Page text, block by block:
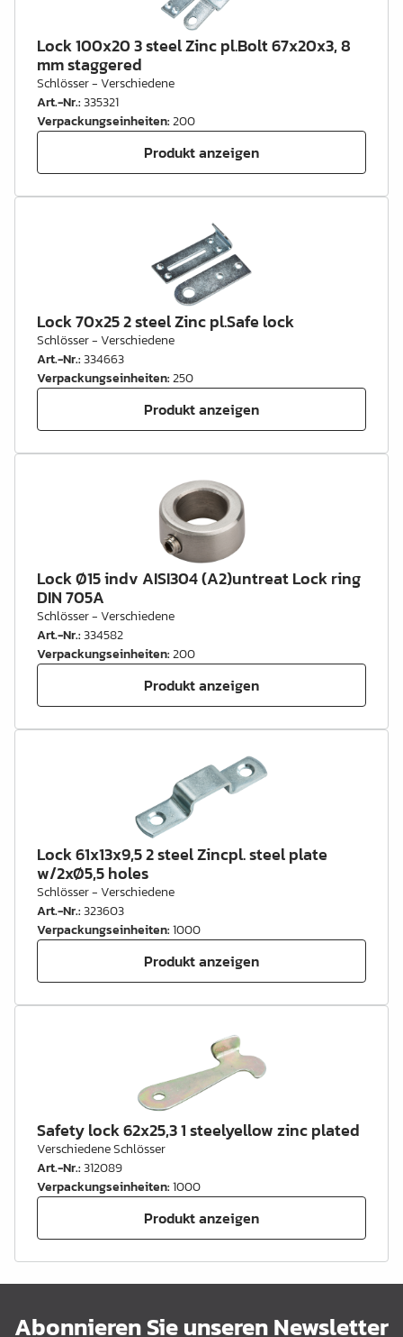
Lock 100x20 3 steel Zinc pl.Bolt 67x20x3, 8
mm staggered
Schlösser - Verschiedene
Art.-Nr.:335321
Verpackungseinheiten:200
Produkt anzeigen
Lock 70x25 2 steel Zinc pl.Safe lock
Schlösser - Verschiedene
Art.-Nr.:334663
Verpackungseinheiten:250
Produkt anzeigen
Lock Ø15 indv AISI304 (A2)untreat Lock ring
DIN 705A
Schlösser - Verschiedene
Art.-Nr.:334582
Verpackungseinheiten:200
Produkt anzeigen
Lock 61x13x9,5 2 steel Zincpl. steel plate
w/2xØ5,5 holes
Schlösser - Verschiedene
Art.-Nr.:323603
Verpackungseinheiten:1000
Produkt anzeigen
Safety lock 62x25,3 1 steelyellow zinc plated
Verschiedene Schlösser
Art.-Nr.:312089
Verpackungseinheiten:1000
Produkt anzeigen
Abonnieren Sie unseren Newsletter